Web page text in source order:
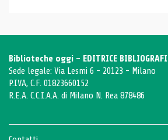
Biblioteche oggi - EDITRICE
Sede legale: Via Lesmi 6 - 20123 - Milano
P.IVA, C.F. 01823660152
R.E.A. C.C.I.A.A. di Milano N. Rea 878486